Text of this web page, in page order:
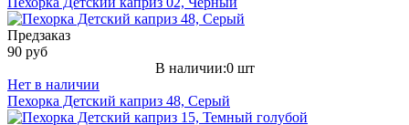
Предзаказ
90 руб
В наличии:0 шт
Нет в наличии
Пехорка Детский каприз 48, Серый